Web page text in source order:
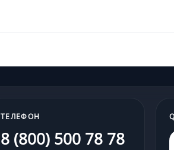
ТЕЛЕФОН
8 (800) 500 78 78